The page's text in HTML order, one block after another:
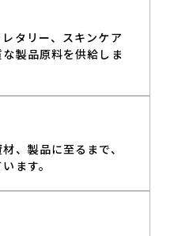
タリー、スキンケア
製品原料を供給しま
、製品に至るまで、
ます。